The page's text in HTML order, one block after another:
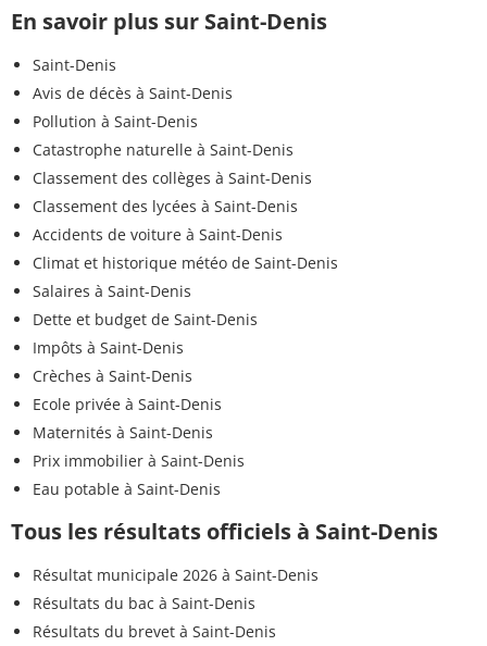
En savoir plus sur Saint-Denis
Saint-Denis
Avis de décès à Saint-Denis
Pollution à Saint-Denis
Catastrophe naturelle à Saint-Denis
Classement des collèges à Saint-Denis
Classement des lycées à Saint-Denis
Accidents de voiture à Saint-Denis
Climat et historique météo de Saint-Denis
Salaires à Saint-Denis
Dette et budget de Saint-Denis
Impôts à Saint-Denis
Crèches à Saint-Denis
Ecole privée à Saint-Denis
Maternités à Saint-Denis
Prix immobilier à Saint-Denis
Eau potable à Saint-Denis
Tous les résultats officiels à Saint-Denis
Résultat municipale 2026 à Saint-Denis
Résultats du bac à Saint-Denis
Résultats du brevet à Saint-Denis